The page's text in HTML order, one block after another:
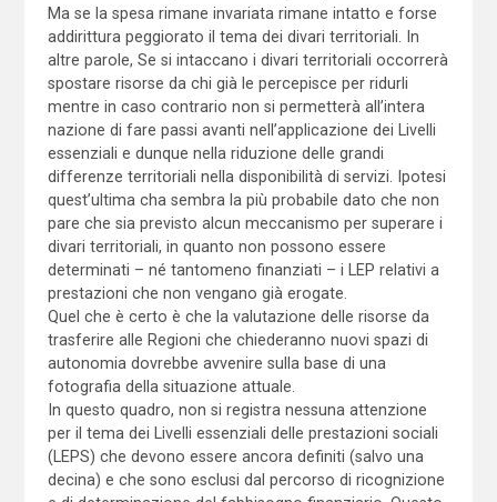
Ma se la spesa rimane invariata rimane intatto e forse
addirittura peggiorato il tema dei divari territoriali. In
altre parole, Se si intaccano i divari territoriali occorrerà
spostare risorse da chi già le percepisce per ridurli
mentre in caso contrario non si permetterà all’intera
nazione di fare passi avanti nell’applicazione dei Livelli
essenziali e dunque nella riduzione delle grandi
differenze territoriali nella disponibilità di servizi. Ipotesi
quest’ultima cha sembra la più probabile dato che non
pare che sia previsto alcun meccanismo per superare i
divari territoriali, in quanto non possono essere
determinati – né tantomeno finanziati – i LEP relativi a
prestazioni che non vengano già erogate.
Quel che è certo è che la valutazione delle risorse da
trasferire alle Regioni che chiederanno nuovi spazi di
autonomia dovrebbe avvenire sulla base di una
fotografia della situazione attuale.
In questo quadro, non si registra nessuna attenzione
per il tema dei Livelli essenziali delle prestazioni sociali
(LEPS) che devono essere ancora definiti (salvo una
decina) e che sono esclusi dal percorso di ricognizione